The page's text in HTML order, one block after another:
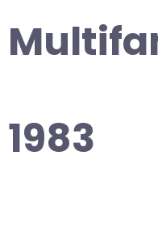
1983